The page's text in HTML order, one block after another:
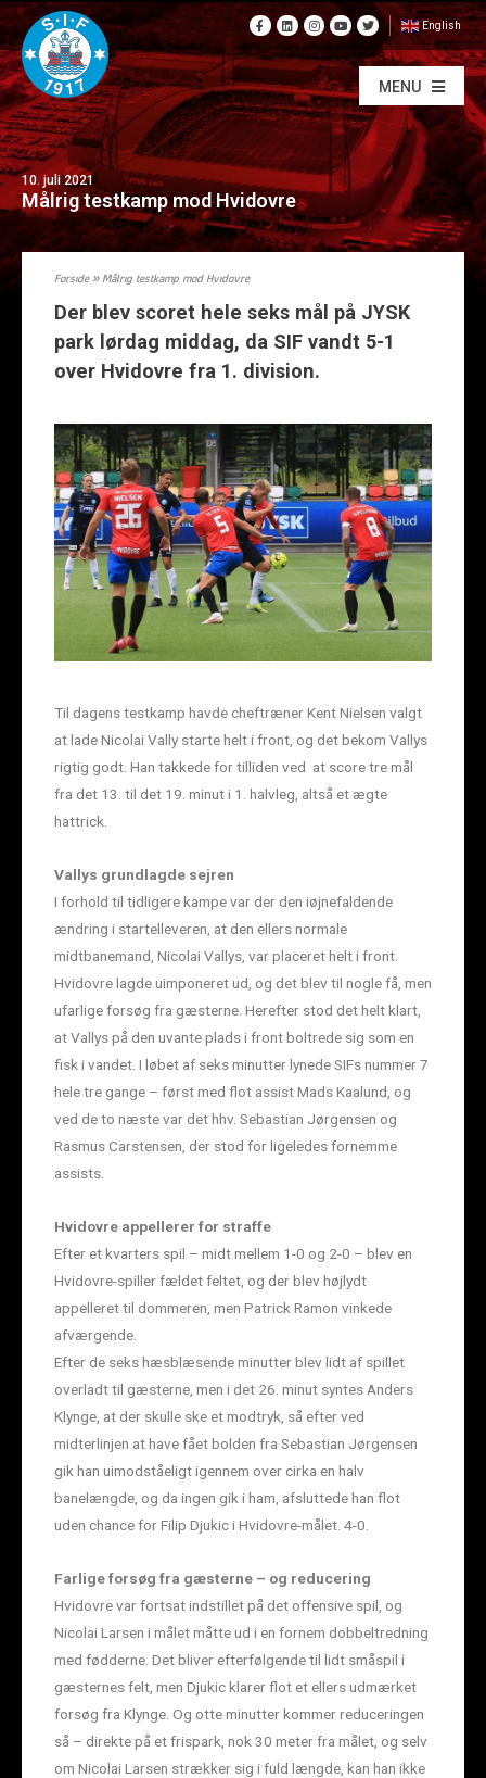
English
MENU
10. juli 2021
Målrig testkamp mod Hvidovre
Forside»Målrig testkamp mod Hvidovre
Der blev scoret hele seks mål på JYSK
park lørdag middag, da SIF vandt 5-1
over Hvidovre fra 1. division.
Til dagens testkamp havde cheftræner Kent Nielsen valgt
at lade Nicolai Vally starte helt i front, og det bekom Vallys
rigtig godt. Han takkede for tilliden ved at score tre mål
fra det 13. til det 19. minut i 1. halvleg, altså et ægte
hattrick.
Vallys grundlagde sejren
I forhold til tidligere kampe var der den iøjnefaldende
ændring i startelleveren, at den ellers normale
midtbanemand, Nicolai Vallys, var placeret helt i front.
Hvidovre lagde uimponeret ud, og det blev til nogle få, men
ufarlige forsøg fra gæsterne. Herefter stod det helt klart,
at Vallys på den uvante plads i front boltrede sig som en
fisk i vandet. I løbet af seks minutter lynede SIFs nummer 7
hele tre gange – først med flot assist Mads Kaalund, og
ved de to næste var det hhv. Sebastian Jørgensen og
Rasmus Carstensen, der stod for ligeledes fornemme
assists.
Hvidovre appellerer for straffe
Efter et kvarters spil – midt mellem 1-0 og 2-0 – blev en
Hvidovre-spiller fældet feltet, og der blev højlydt
appelleret til dommeren, men Patrick Ramon vinkede
afværgende.
Efter de seks hæsblæsende minutter blev lidt af spillet
overladt til gæsterne, men i det 26. minut syntes Anders
Klynge, at der skulle ske et modtryk, så efter ved
midterlinjen at have fået bolden fra Sebastian Jørgensen
gik han uimodståeligt igennem over cirka en halv
banelængde, og da ingen gik i ham, afsluttede han flot
uden chance for Filip Djukic i Hvidovre-målet. 4-0.
Farlige forsøg fra gæsterne – og reducering
Hvidovre var fortsat indstillet på det offensive spil, og
Nicolai Larsen i målet måtte ud i en fornem dobbeltredning
med fødderne. Det bliver efterfølgende til lidt småspil i
gæsternes felt, men Djukic klarer flot et ellers udmærket
forsøg fra Klynge. Og otte minutter kommer reduceringen
så – direkte på et frispark, nok 30 meter fra målet, og selv
om Nicolai Larsen strækker sig i fuld længde, kan han ikke